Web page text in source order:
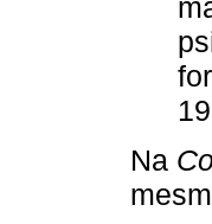
Na